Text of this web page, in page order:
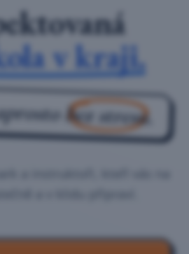
v kraji.
bez stresu.